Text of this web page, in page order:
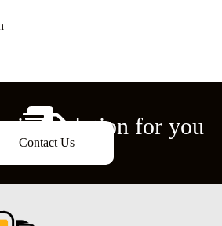
solution for you
Contact Us